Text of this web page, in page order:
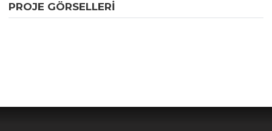
PROJE GÖRSELLERI